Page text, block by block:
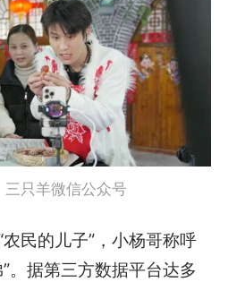
三只羊微信公众号
民的儿子”，小杨哥称呼
。据第三方数据平台达多